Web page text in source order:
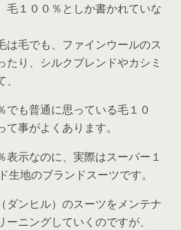
毛１００％としか書かれていな
は毛でも、ファインウールのス
たり、シルクブレンドやカシミ
でも普通に思っている毛１０
事がよくあります。
表示なのに、実際はスーパー１
生地のブランドスーツです。
ダンヒル）のスーツをメンテナ
ニングしていくのですが、